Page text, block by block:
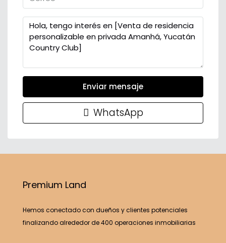
Enviar mensaje
WhatsApp
Premium Land
Hemos conectado con dueños y clientes potenciales
finalizando alrededor de 400 operaciones inmobiliarias